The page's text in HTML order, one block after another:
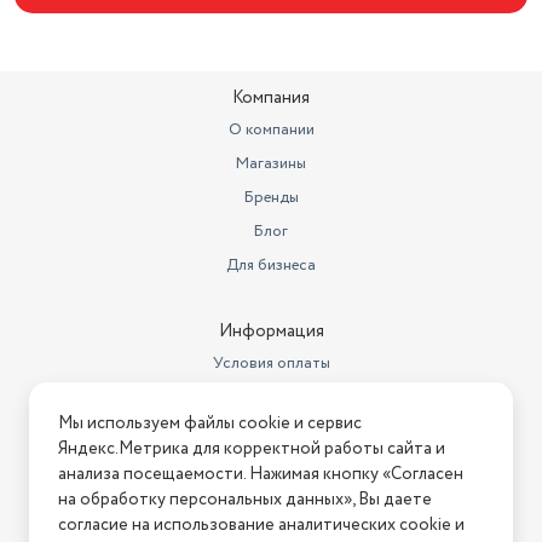
51х45х70 см
0.76 кВт*ч/кг
до 1100 об/мин
Компания
О компании
Магазины
Бренды
Блог
Для бизнеса
Информация
Условия оплаты
Условия возврата
Нашли ошибку на сайте? Напишите нам
2026 © Интернет-магазин "АстМаркет". У нас есть всё!
Мы используем файлы cookie и сервис
Яндекс.Метрика для корректной работы сайта и
анализа посещаемости. Нажимая кнопку «Согласен
на обработку персональных данных», Вы даете
согласие на использование аналитических cookie и